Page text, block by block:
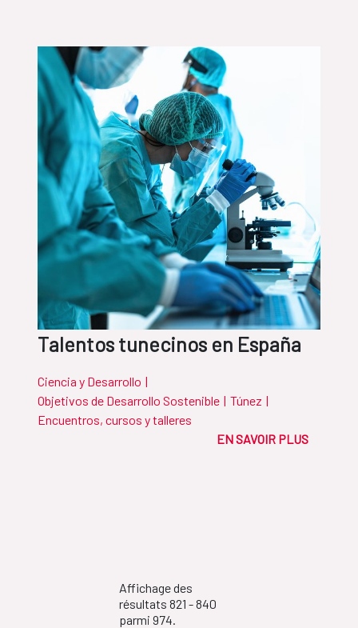
Talentos tunecinos en España
Ciencia y Desarrollo |
Objetivos de Desarrollo Sostenible | Túnez |
Encuentros, cursos y talleres
EN SAVOIR PLUS
Affichage des
résultats 821 - 840
parmi 974.